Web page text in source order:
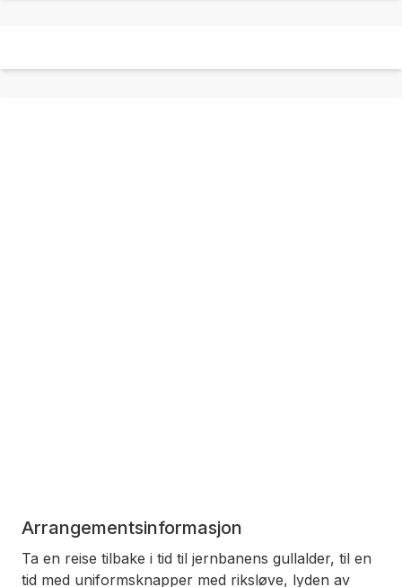
Arrangementsinformasjon
Ta en reise tilbake i tid til jernbanens gullalder, til en
tid med uniformsknapper med riksløve, lyden av